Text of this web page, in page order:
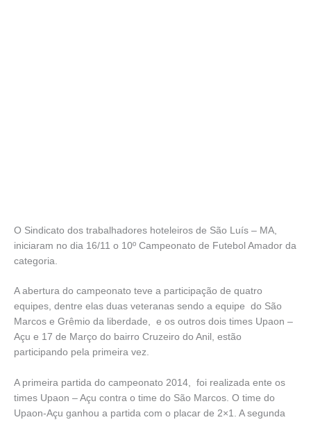
O Sindicato dos trabalhadores hoteleiros de São Luís – MA,
iniciaram no dia 16/11 o 10º Campeonato de Futebol Amador da
categoria.
A abertura do campeonato teve a participação de quatro
equipes, dentre elas duas veteranas sendo a equipe do São
Marcos e Grêmio da liberdade, e os outros dois times Upaon –
Açu e 17 de Março do bairro Cruzeiro do Anil, estão
participando pela primeira vez.
A primeira partida do campeonato 2014, foi realizada ente os
times Upaon – Açu contra o time do São Marcos. O time do
Upaon-Açu ganhou a partida com o placar de 2×1. A segunda